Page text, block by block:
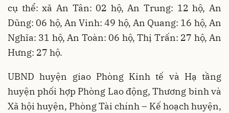
cụ thể: xã An Tân: 02 hộ, An Trung: 12 hộ, An
Dũng: 06 hộ, An Vinh: 49 hộ, An Quang: 16 hộ, An
Nghĩa: 31 hộ, An Toàn: 06 hộ, Thị Trấn: 27 hộ, An
Hưng: 27 hộ.
UBND huyện giao Phòng Kinh tế và Hạ tầng
huyện phối hợp Phòng Lao động, Thương binh và
Xã hội huyện, Phòng Tài chính – Kế hoạch huyện,